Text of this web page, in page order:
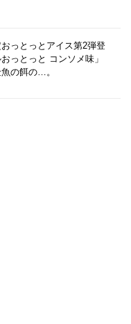
おっとっとアイス第2弾登
っとっと コンソメ味」
の餌の…。